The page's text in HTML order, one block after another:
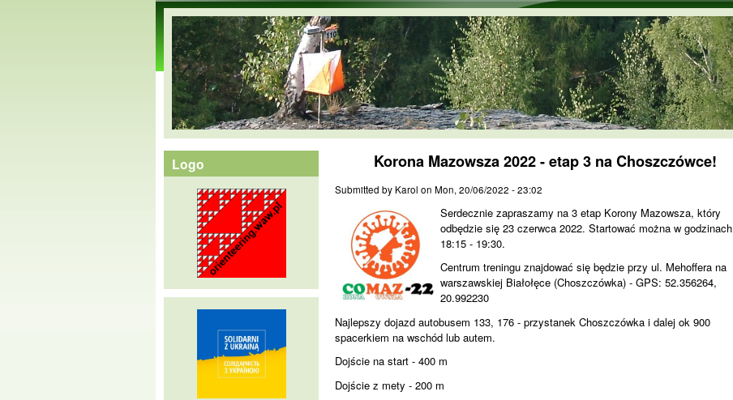
Skip to main content
orienteering.waw.pl
Korona Mazowsza 2022 - etap 3 na Choszczówce!
Submitted by Karol onMon, 20/06/2022 - 23:02
Serdecznie zapraszamy na 3 etap Korony Mazowsza, który
odbędzie się 23 czerwca 2022. Startować można w godzinach
18:15 - 19:30.
Centrum treningu znajdować się będzie przy ul. Mehoffera na
warszawskiej Białołęce (Choszczówka) - GPS: 52.356264,
20.992230
Najlepszy dojazd autobusem 133, 176 - przystanek Choszczówka i dalej ok 900
spacerkiem na wschód lub autem.
Dojście na start - 400 m
Dojście z mety - 200 m
Logo